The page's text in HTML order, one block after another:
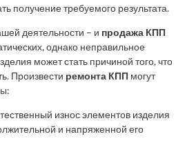
получение требуемого результата.
деятельности – и продажа КПП
однако неправильное
может стать причиной того, что
Произвести ремонта КПП могут
износ элементов изделия
и напряженной его